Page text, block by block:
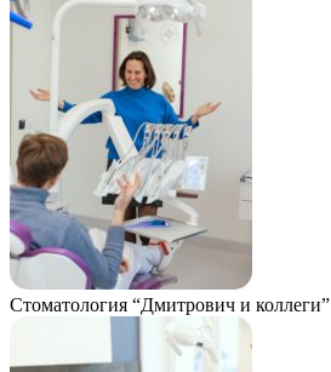
Стоматология “Дмитрович и коллеги”